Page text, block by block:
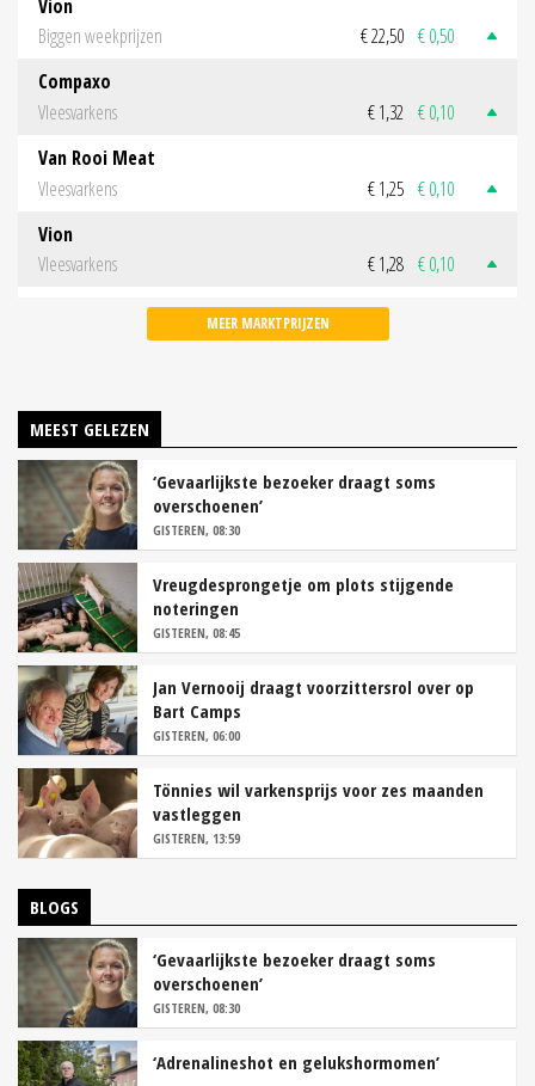
Vion
Biggen weekprijzen
€ 22,50 € 0,50
Compaxo
Vleesvarkens
€ 1,32 € 0,10
Van Rooi Meat
Vleesvarkens
€ 1,25 € 0,10
Vion
Vleesvarkens
€ 1,28 € 0,10
MEER MARKTPRIJZEN
MEEST GELEZEN
‘Gevaarlijkste bezoeker draagt soms
overschoenen’
GISTEREN, 08:30
Vreugdesprongetje om plots stijgende
noteringen
GISTEREN, 08:45
Jan Vernooij draagt voorzittersrol over op
Bart Camps
GISTEREN, 06:00
Tönnies wil varkensprijs voor zes maanden
vastleggen
GISTEREN, 13:59
BLOGS
‘Gevaarlijkste bezoeker draagt soms
overschoenen’
GISTEREN, 08:30
‘Adrenalineshot en gelukshormomen’